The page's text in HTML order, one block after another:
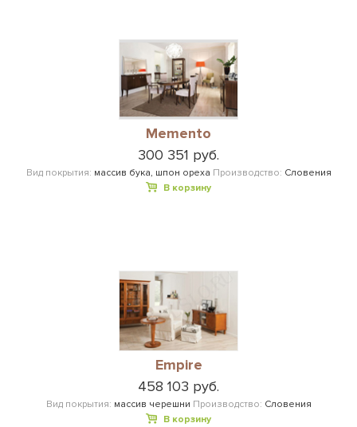
Memento
300 351 руб.
Вид покрытия: массив бука, шпон ореха Производство: Словения
В корзину
Empire
458 103 руб.
Вид покрытия: массив черешни Производство: Словения
В корзину